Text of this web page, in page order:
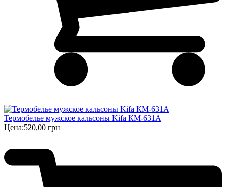
Термобелье мужское кальсоны Kifa КМ-631А
Цена:520,00 грн